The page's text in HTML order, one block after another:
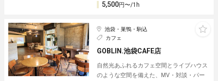
5,500円〜/1h
池袋・巣鴨・駒込
カフェ
GOBLIN.池袋CAFE店
自然光あふれるカフェ空間とライブハウス
のような空間を備えた、MV・対談・パー